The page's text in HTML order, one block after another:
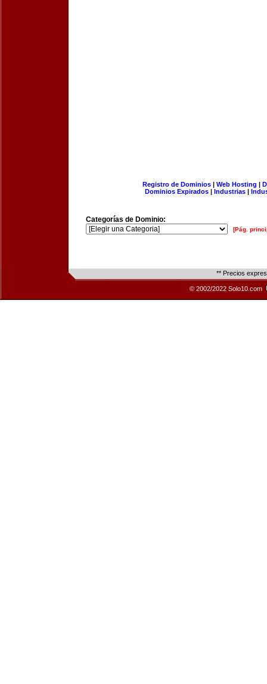
Registro de Dominios| Web Hosting |
Dominios Expirados | Industrias |
Categorías de Dominio:
[Pág.
** Precios
© 2002/2022 Solo10.com